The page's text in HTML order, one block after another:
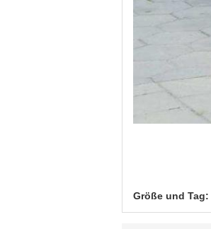
Größe und Tag: